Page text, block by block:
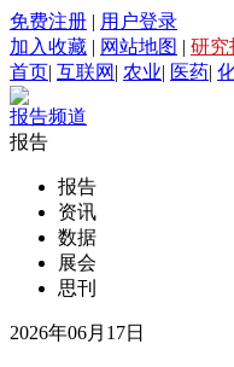
免费注册 | 用户登录
加入收藏 | 网站地图 | 研究
首页| 互联网 | 农业| 医药|
报告频道
报告
报告
资讯
数据
展会
思刊
2026年06月17日